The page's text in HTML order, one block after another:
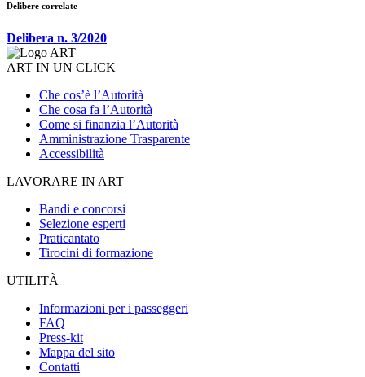
Delibere correlate
Delibera n. 3/2020
ART IN UN CLICK
Che cos’è l’Autorità
Che cosa fa l’Autorità
Come si finanzia l’Autorità
Amministrazione Trasparente
Accessibilità
LAVORARE IN ART
Bandi e concorsi
Selezione esperti
Praticantato
Tirocini di formazione
UTILITÀ
Informazioni per i passeggeri
FAQ
Press-kit
Mappa del sito
Contatti